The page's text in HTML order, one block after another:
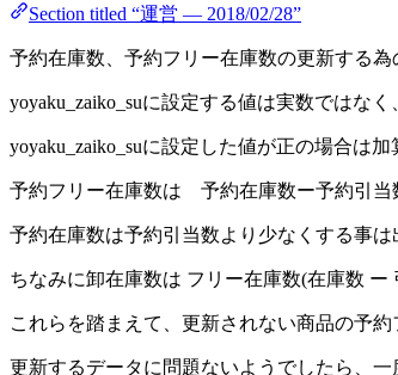
Section titled “運営 — 2018/02/28”
予約在庫数、予約フリー在庫数の更新する為
yoyaku_zaiko_suに設定する値は実数ではな
yoyaku_zaiko_suに設定した値が正の場合は
予約フリー在庫数は 予約在庫数ー予約引当
予約在庫数は予約引当数より少なくする事は
ちなみに卸在庫数は フリー在庫数(在庫数 ー
これらを踏まえて、更新されない商品の予約
更新するデータに問題ないようでしたら、